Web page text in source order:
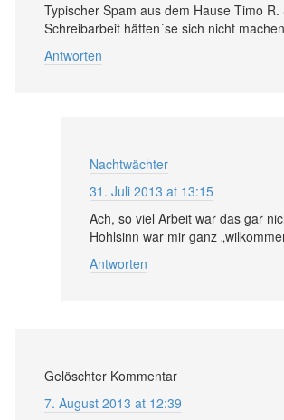
Typischer Spam aus dem Hause Timo R.
Schreibarbeit hätten´se sich nicht
Antworten
Nachtwächter
31. Juli 2013 at 13:15
Ach, so viel Arbeit war das gar
Hohlsinn war mir ganz
Antworten
Gelöschter Kommentar
7. August 2013 at 12:39